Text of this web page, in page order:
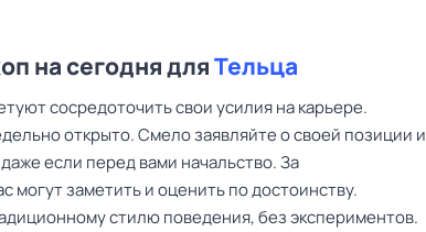
на сегодня дляТельца
сосредоточить свои усилия на карьере.
открыто. Смело заявляйте о своей позиции и
если перед вами начальство. За
могут заметить и оценить по достоинству.
стилю поведения, без экспериментов.